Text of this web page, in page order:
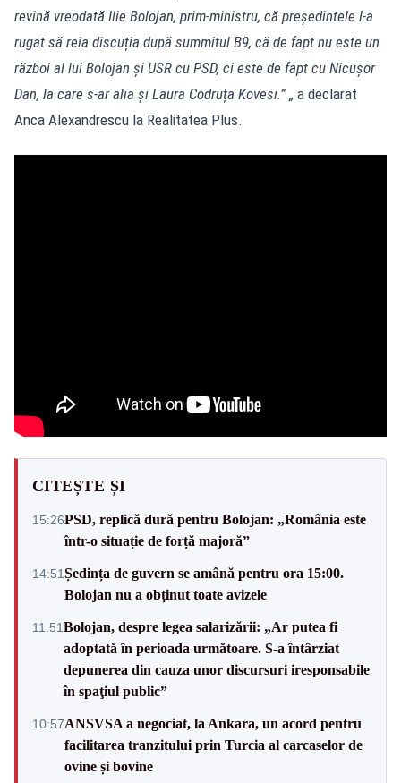
revină vreodată Ilie Bolojan, prim-ministru, că președintele l-a
rugat să reia discuția după summitul B9, că de fapt nu este un
război al lui Bolojan și USR cu PSD, ci este de fapt cu Nicușor
Dan, la care s-ar alia și Laura Codruța Kovesi.” „ a declarat
Anca Alexandrescu la Realitatea Plus.
CITEȘTE ȘI
15:26PSD, replică dură pentru Bolojan: „România este
într-o situație de forță majoră”
14:51Ședința de guvern se amână pentru ora 15:00.
Bolojan nu a obținut toate avizele
11:51Bolojan, despre legea salarizării: „Ar putea fi
adoptată în perioada următoare. S-a întârziat
depunerea din cauza unor discursuri iresponsabile
în spaţiul public”
10:57ANSVSA a negociat, la Ankara, un acord pentru
facilitarea tranzitului prin Turcia al carcaselor de
ovine și bovine